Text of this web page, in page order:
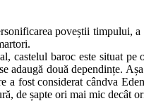
poveștii timpului,
castelul baroc este situat
două dependințe.
fost considerat cândva
de șapte ori mai mic decât